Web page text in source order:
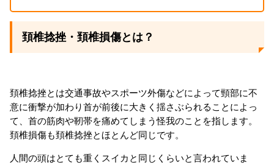
頚椎捻挫・頚椎損傷とは？
頚椎捻挫とは交通事故やスポーツ外傷などによって頸部に不
意に衝撃が加わり首が前後に大きく揺さぶられることによっ
て、首の筋肉や靭帯を痛めてしまう怪我のことを指します。
頚椎損傷も頚椎捻挫とほとんど同じです。
人間の頭はとても重くスイカと同じくらいと言われていま